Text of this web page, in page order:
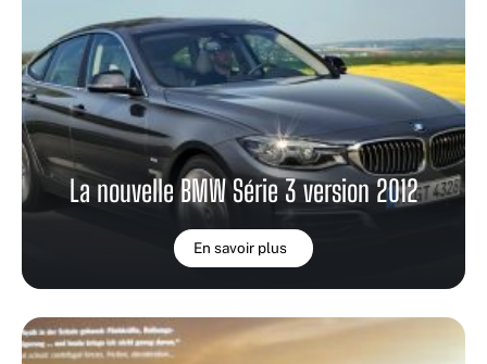
La nouvelle BMW Série 3 version 2012
En savoir plus